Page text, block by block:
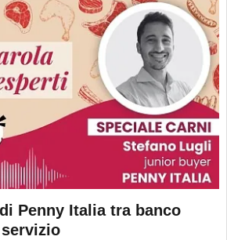
Penny Italia tra banco